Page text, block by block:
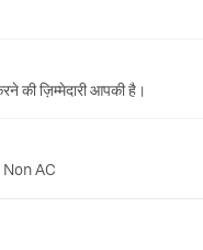
की ज़िम्मेदारी आपकी है।
AC